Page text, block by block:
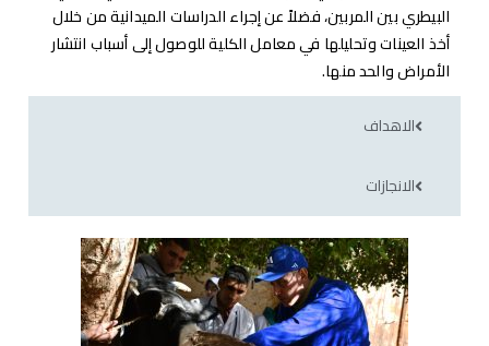
الاهداف
الانجازات
البيطري بين المربين، فضلاً عن إجراء الدراسات الميدانية من خلال
أخذ العينات وتحليلها في معامل الكلية للوصول إلى أسباب انتشار
الأمراض والحد منها.